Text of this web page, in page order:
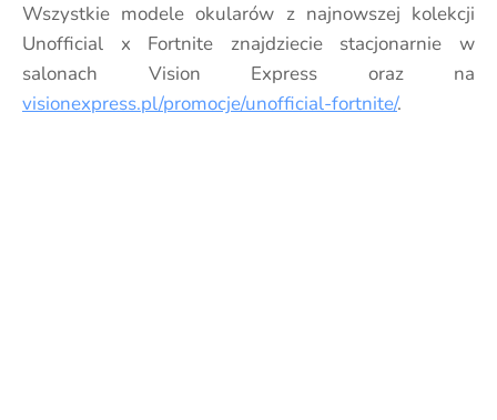
Wszystkie modele okularów z najnowszej kolekcji
Unofficial x Fortnite znajdziecie stacjonarnie w
salonach Vision Express oraz na
visionexpress.pl/promocje/unofficial-fortnite/.